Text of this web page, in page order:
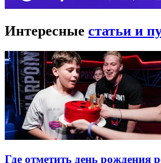
Интересные статьи и
Где отметить день рождения